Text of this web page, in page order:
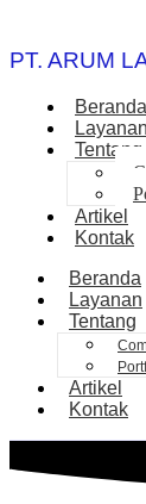
PT. ARUM
Beranda
Layanan
Tentang
Artikel
Kontak
Beranda
Layanan
Tentang
Artikel
Kontak